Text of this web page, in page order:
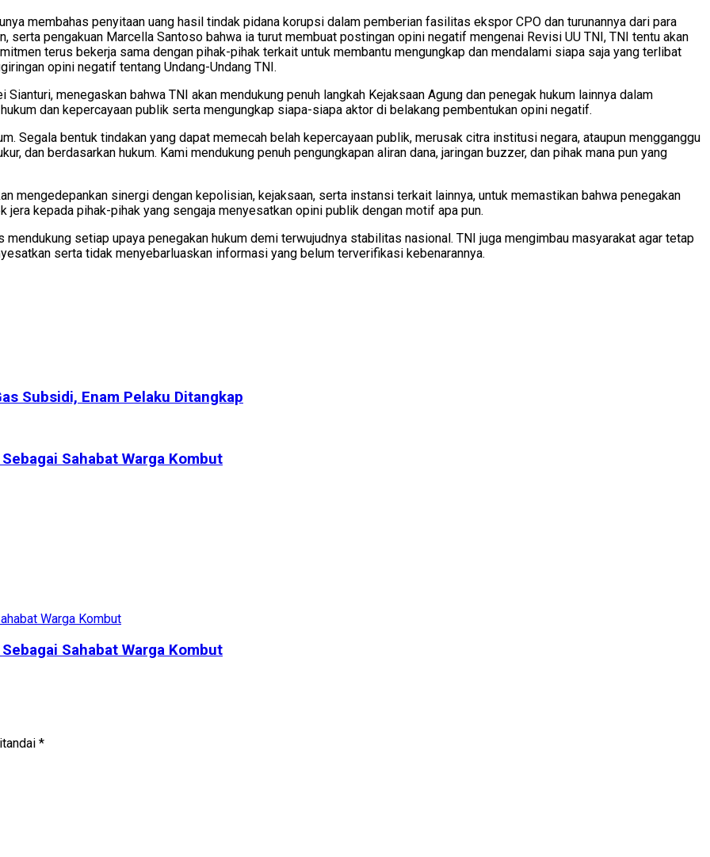
membahas penyitaan uang hasil tindak pidana korupsi dalam pemberian fasilitas ekspor CPO dan turunannya dari para
pengakuan Marcella Santoso bahwa ia turut membuat postingan opini negatif mengenai Revisi UU TNI, TNI tentu akan
terus bekerja sama dengan pihak-pihak terkait untuk membantu mengungkap dan mendalami siapa saja yang terlibat
opini negatif tentang Undang-Undang TNI.
menegaskan bahwa TNI akan mendukung penuh langkah Kejaksaan Agung dan penegak hukum lainnya dalam
dan kepercayaan publik serta mengungkap siapa-siapa aktor di belakang pembentukan opini negatif.
Segala bentuk tindakan yang dapat memecah belah kepercayaan publik, merusak citra institusi negara, ataupun mengganggu
dan berdasarkan hukum. Kami mendukung penuh pengungkapan aliran dana, jaringan buzzer, dan pihak mana pun yang
mengedepankan sinergi dengan kepolisian, kejaksaan, serta instansi terkait lainnya, untuk memastikan bahwa penegakan
jera kepada pihak-pihak yang sengaja menyesatkan opini publik dengan motif apa pun.
setiap upaya penegakan hukum demi terwujudnya stabilitas nasional. TNI juga mengimbau masyarakat agar tetap
serta tidak menyebarluaskan informasi yang belum terverifikasi kebenarannya.
Subsidi, Enam Pelaku Ditangkap
Sahabat Warga Kombut
Sahabat Warga Kombut
*